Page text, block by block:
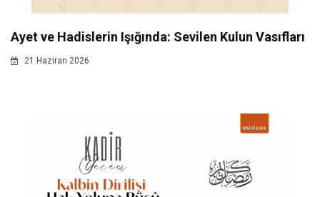
Ayet ve Hadislerin Işığında: Sevilen Kulun Vasıfları
21 Haziran 2026